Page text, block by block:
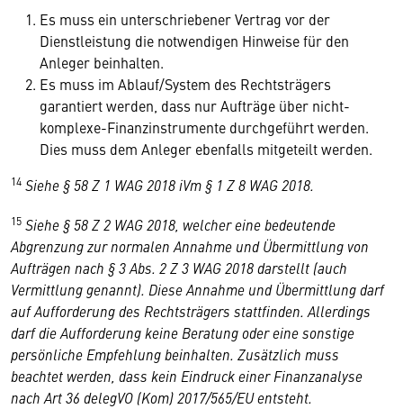
Es muss ein unterschriebener Vertrag vor der
Dienstleistung die notwendigen Hinweise für den
Anleger beinhalten.
Es muss im Ablauf/System des Rechtsträgers
garantiert werden, dass nur Aufträge über nicht-
komplexe-Finanzinstrumente durchgeführt werden.
Dies muss dem Anleger ebenfalls mitgeteilt werden.
14 Siehe § 58 Z 1 WAG 2018 iVm § 1 Z 8 WAG 2018.
15 Siehe § 58 Z 2 WAG 2018, welcher eine bedeutende
Abgrenzung zur normalen Annahme und Übermittlung von
Aufträgen nach § 3 Abs. 2 Z 3 WAG 2018 darstellt (auch
Vermittlung genannt). Diese Annahme und Übermittlung darf
auf Aufforderung des Rechtsträgers stattfinden. Allerdings
darf die Aufforderung keine Beratung oder eine sonstige
persönliche Empfehlung beinhalten. Zusätzlich muss
beachtet werden, dass kein Eindruck einer Finanzanalyse
nach Art 36 delegVO (Kom) 2017/565/EU entsteht.